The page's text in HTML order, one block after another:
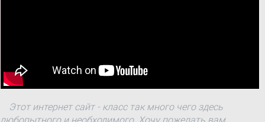
Этот интернет сайт - класс так много чего здесь